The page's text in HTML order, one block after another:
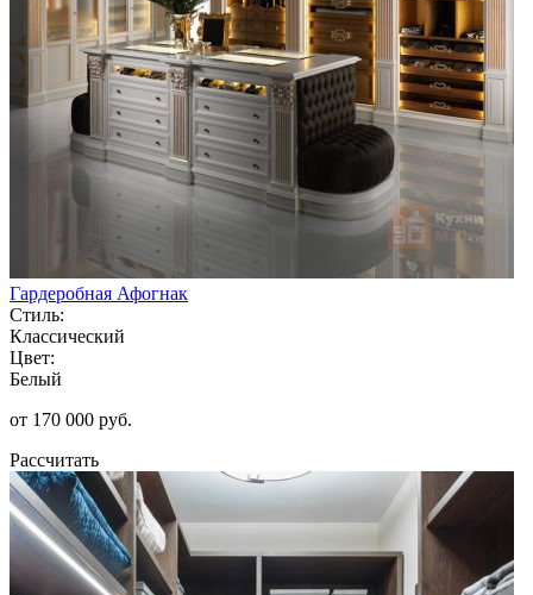
Гардеробная Афогнак
Стиль:
Классический
Цвет:
Белый
от 170 000 руб.
Рассчитать